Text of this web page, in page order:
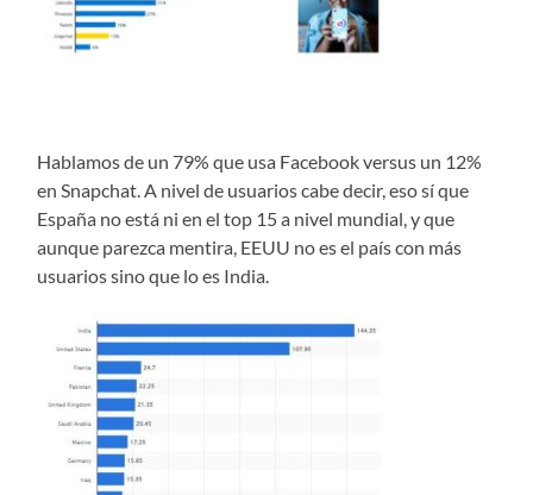
Hablamos de un 79% que usa Facebook versus un 12%
en Snapchat. A nivel de usuarios cabe decir, eso sí que
España no está ni en el top 15 a nivel mundial, y que
aunque parezca mentira, EEUU no es el país con más
usuarios sino que lo es India.